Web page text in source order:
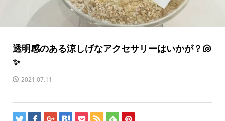
透明感のある涼しげなアクセサリーはいかが？🐚
✨
2021.07.11